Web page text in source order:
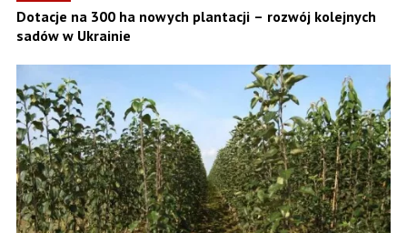
Dotacje na 300 ha nowych plantacji – rozwój kolejnych
sadów w Ukrainie